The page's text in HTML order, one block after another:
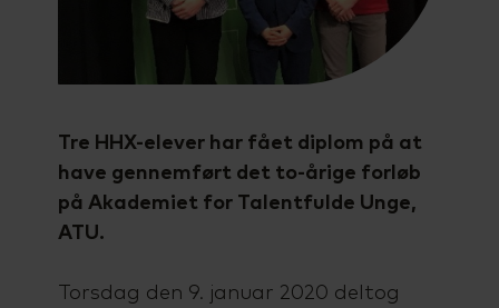
Tre HHX-elever har fået diplom på at
have gennemført det to-årige forløb
på Akademiet for Talentfulde Unge,
ATU.
Torsdag den 9. januar 2020 deltog